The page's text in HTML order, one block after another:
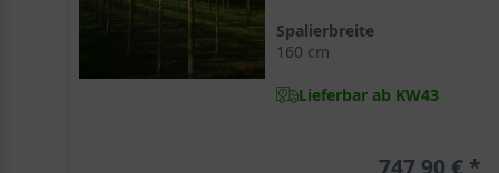
Spalierbreite
160 cm
Lieferbar ab KW43
747,90 €